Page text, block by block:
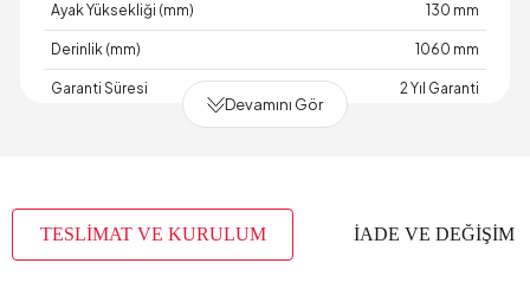
Ayak Yüksekliği (mm) 130 mm
Derinlik (mm) 1060 mm
Garanti Süresi 2 Yıl Garanti
Kapasite
Kartela Kumaş No 6667
Devamını Gör
TESLİMAT VE KURULUM İADE VE DEĞİŞİM